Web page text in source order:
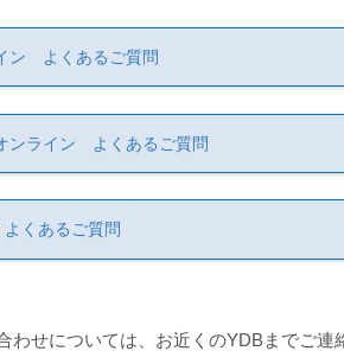
ン よくあるご質問
ンライン よくあるご質問
TSR企業情報・TSR REPORT よくあるご質問
わせについては、お近くのYDBまでご連